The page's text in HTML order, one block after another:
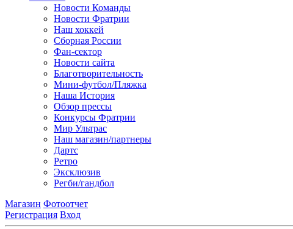
Новости Команды
Новости Фратрии
Наш хоккей
Сборная России
Фан-cектор
Новости сайта
Благотворительность
Мини-футбол/Пляжка
Наша История
Обзор прессы
Конкурсы Фратрии
Мир Ультрас
Наш магазин/партнеры
Дартс
Ретро
Эксклюзив
Регби/гандбол
Магазин Фотоотчет
Регистрация Вход